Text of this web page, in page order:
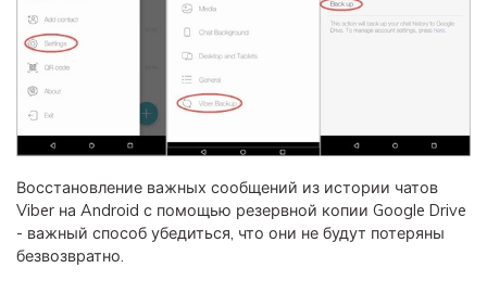
Восстановление важных сообщений из истории чатов
Viber на Android с помощью резервной копии Google Drive
- важный способ убедиться, что они не будут потеряны
безвозвратно.